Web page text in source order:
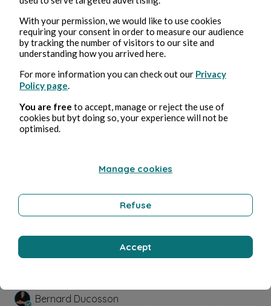
Érotisme
Bernard Ducosson
Colimaçon
Bernard Ducosson
With your permission, we would like to use cookies
requiring your consent in order to measure our audience
by tracking the number of visitors to our site and
understanding how you arrived here.
For more information you can check out our Privacy
Policy page
You are free to accept, manage or reject the use of
cookies but byt doing so, your experience will not be
optimised.
Manage cookies
Refuse
Accept